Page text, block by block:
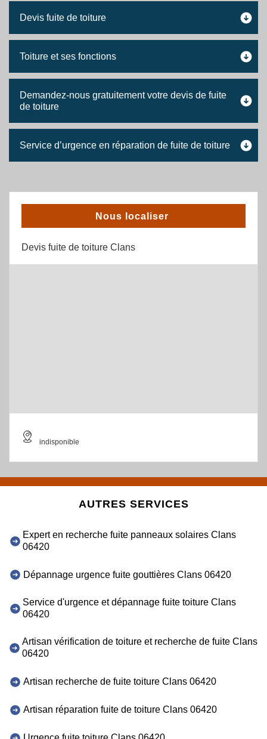
Devis fuite de toiture
Toiture et ses fonctions
Demandez-nous gratuitement votre devis de fuite
de toiture
Service d’urgence en réparation de fuite de toiture
Nous localiser
Devis fuite de toiture Clans
indisponible
AUTRES SERVICES
Expert en recherche fuite panneaux solaires Clans
06420
Dépannage urgence fuite gouttières Clans 06420
Service d'urgence et dépannage fuite toiture Clans
06420
Artisan vérification de toiture et recherche de fuite Clans
06420
Artisan recherche de fuite toiture Clans 06420
Artisan réparation fuite de toiture Clans 06420